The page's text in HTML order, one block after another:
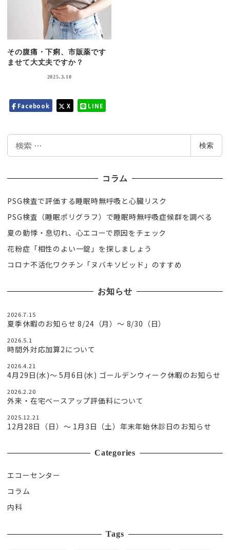
その腹痛・下痢、市販薬です
ませて大丈夫ですか？
2025.3.10
Facebook X LINE
検
索
検索
コラム
PSG検査で評価する睡眠時無呼吸と心臓リスク
PSG検査（睡眠ポリグラフ）で睡眠時無呼吸症候群を調べる
夏の動悸・息切れ、心エコーで原因をチェック
花粉症「相性のよい一錠」を探しましょう
コロナ不活化ワクチン「ヌバキソビッド」のすすめ
お知らせ
2026.7.15
夏季休暇のお知らせ 8/24（月）〜 8/30（日）
2026.5.1
時間外対応加算2について
2026.4.21
4月29日(水)〜 5月6日(水) ゴールデンウィーク休暇のお知らせ
2026.2.20
外来・在宅ベースアップ評価料について
2025.12.21
12月28日（日）〜 1月3日（土）年末年始休診日のお知らせ
Categories
エコーセンター
コラム
内科
Tags